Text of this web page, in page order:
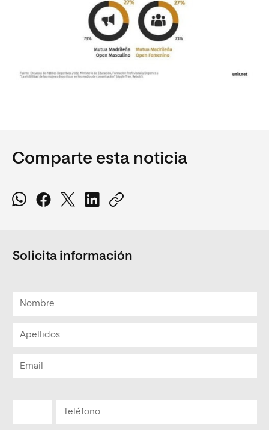
Comparte esta noticia
Solicita información